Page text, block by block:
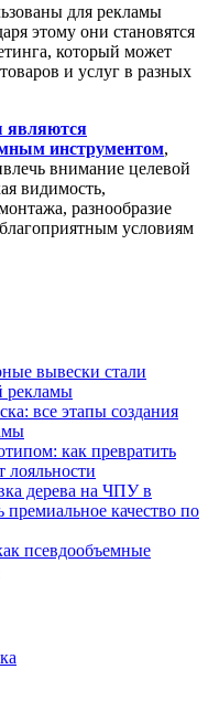
для рекламы
этому они становятся
который может
и услуг в разных
являются
инструментом,
внимание целевой
видимость,
разнообразие
условиям
вывески стали
рекламы
все этапы создания
как превратить
дерева на ЧПУ в
качество по
псевдообъемные